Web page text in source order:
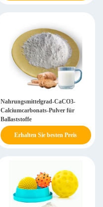
Nahrungsmittelgrad-CaCO3-
Calciumcarbonats-Pulver für
Ballaststoffe
Erhalten Sie besten Preis